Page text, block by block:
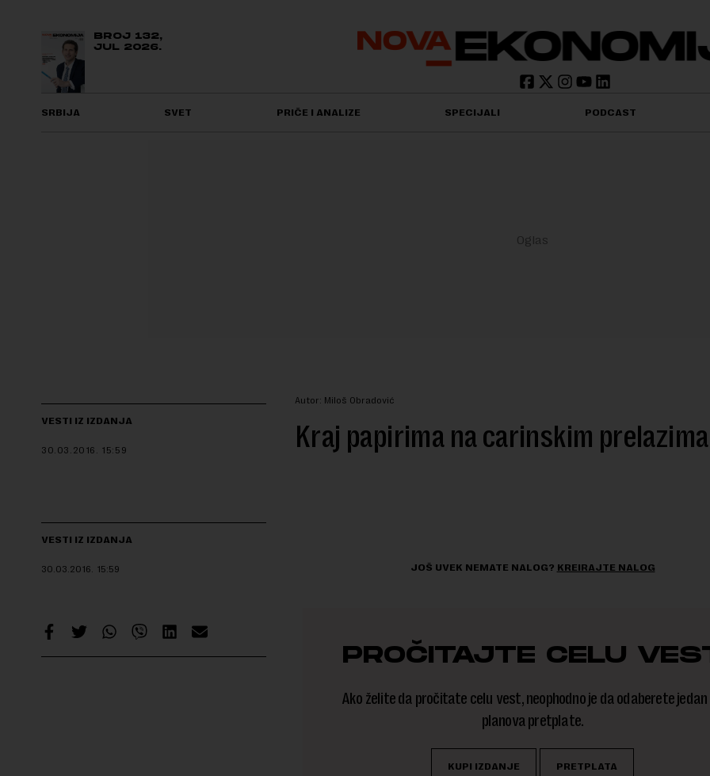
BROJ 132,
JUL 2026.
SRBIJA SVET PRIČE I ANALIZE SPECIJALI PODCAST
VESTI IZ IZDANJA
30.03.2016. 15:59
Autor: Miloš Obradović
Kraj papirima na carinskim prelazima
VESTI IZ IZDANJA
30.03.2016. 15:59 JOŠ UVEK NEMATE NALOG? KREIRAJTE NALOG
PROČITAJTE CELU
Ako želite da pročitate celu vest, neophodno je da odaberete jedan
planova pretplate.
KUPI IZDANJE PRETPLATA